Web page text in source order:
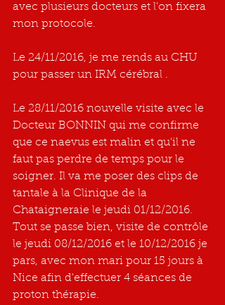
avec plusieurs docteurs et l'on fixera
mon protocole.
Le 24/11/2016, je me rends au CHU
pour passer un IRM cérébral .
Le 28/11/2016 nouvelle visite avec le
Docteur BONNIN qui me confirme
que ce naevus est malin et qu'il ne
faut pas perdre de temps pour le
soigner. Il va me poser des clips de
tantale à la Clinique de la
Chataigneraie le jeudi 01/12/2016.
Tout se passe bien, visite de contrôle
le jeudi 08/12/2016 et le 10/12/2016 je
pars, avec mon mari pour 15 jours à
Nice afin d'effectuer 4 séances de
proton thérapie.